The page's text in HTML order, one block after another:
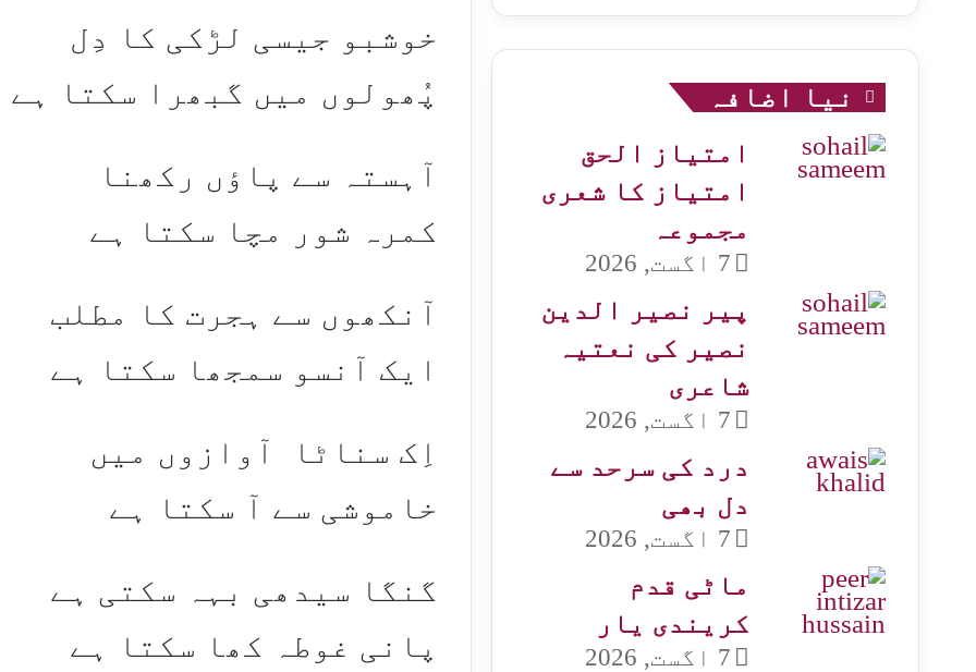
خوشبو جیسی لڑکی کا دِل
پُھولوں میں گبھرا سکتا ہے
آہستہ سے پاؤں رکھنا
کمرہ شور مچا سکتا ہے
آنکھوں سے ہجرت کا مطلب
ایک آنسو سمجھا سکتا ہے
اِک سناٹا آوازوں میں
خاموشی سے آ سکتا ہے
گنگا سیدھی بہہ سکتی ہے
پانی غوطہ کھا سکتا ہے
نیا اضافہ
امتیاز الحق
امتیاز کا شعری
مجموعہ
7 اگست, 2026
پیر نصیر الدین
نصیر کی نعتیہ
شاعری
7 اگست, 2026
درد کی سرحد سے
دل بھی
7 اگست, 2026
ماٹی قدم
کریندی یار
7 اگست, 2026